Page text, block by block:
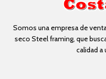
Somos una empresa de
seco Steel framing, que
calidad a